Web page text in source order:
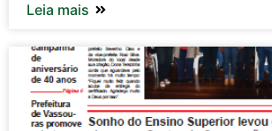
Leia mais